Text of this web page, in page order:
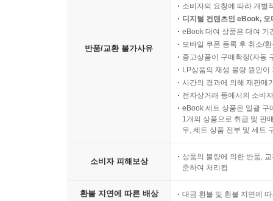
반품/교환 불가사유
소비자의 요청에 따라 개별
디지털 컨텐츠인 eBook,
eBook 대여 상품은 대여 기
모바일 쿠폰 등록 후 취소/
중고상품이 구매확정(자동
LP상품의 재생 불량 원인
시간의 경과에 의해 재판매
전자상거래 등에서의 소비
eBook 세트 상품은 일괄 구
1개의 상품으로 취급 및 판
우, 세트 상품 전부 및 세트
소비자 피해보상
상품의 불량에 의한 반품,
준하여 처리됨
환불 지연에 따른 배상 대금 환불 및 환불 지연에